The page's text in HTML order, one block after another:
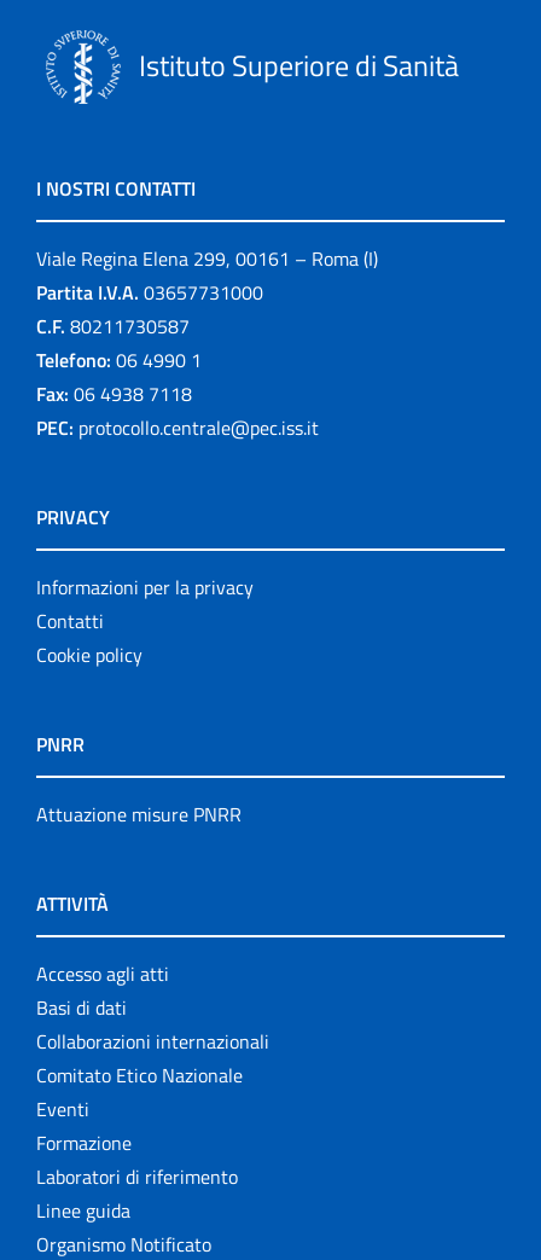
Istituto Superiore di Sanità
I NOSTRI CONTATTI
Viale Regina Elena 299, 00161 – Roma (I)
Partita I.V.A. 03657731000
C.F. 80211730587
Telefono: 06 4990 1
Fax: 06 4938 7118
PEC: protocollo.centrale@pec.iss.it
PRIVACY
Informazioni per la privacy
Contatti
Cookie policy
PNRR
Attuazione misure PNRR
ATTIVITÀ
Accesso agli atti
Basi di dati
Collaborazioni internazionali
Comitato Etico Nazionale
Eventi
Formazione
Laboratori di riferimento
Linee guida
Organismo Notificato